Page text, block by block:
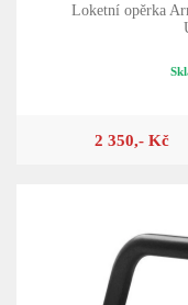
Loketní opěrka
2 350,- Kč